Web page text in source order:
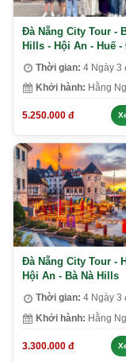
Đà Nẵng City Tour -
Hills - Hội An - Huế -
Phong Nha
Thời gian: 4 Ngày 3
Khởi hành: Hằng
5.250.000 đ
Đà Nẵng City Tour -
Hội An - Bà Nà Hills
Thời gian: 4 Ngày 3
Khởi hành: Hằng
3.300.000 đ